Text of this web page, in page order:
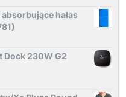
hałas
Dock 230W G2